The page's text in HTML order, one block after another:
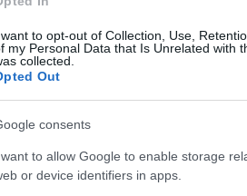
to opt-out of Collection, Use,
my Personal Data that Is Unrelated with
collected.
Out
consents
to allow Google to enable storage
or device identifiers in apps.